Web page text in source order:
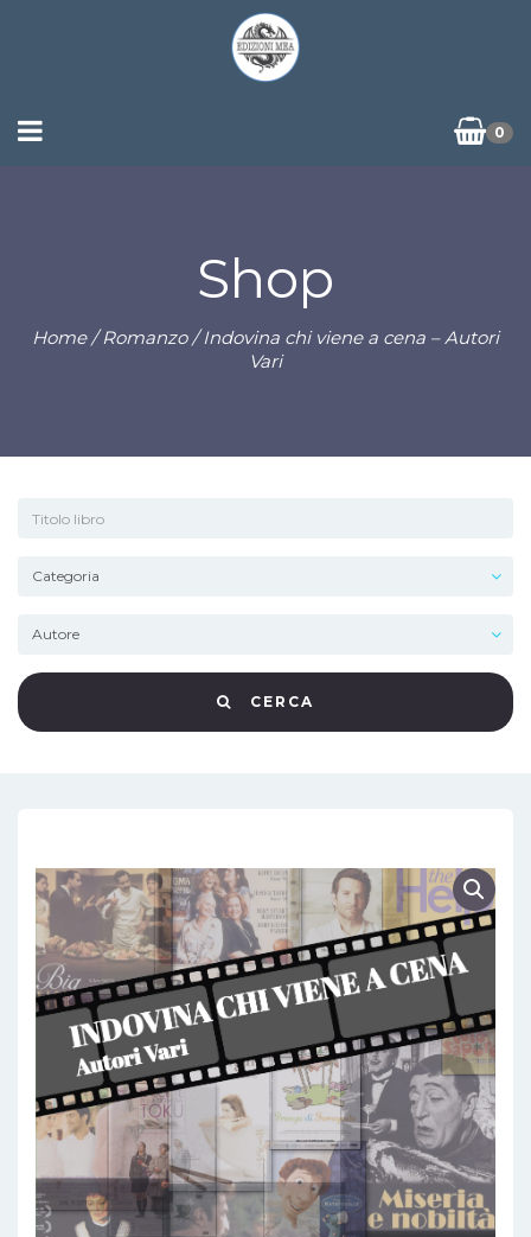
0
Shop
Home/Romanzo/ Indovina chi viene a cena – Autori
Vari
CERCA